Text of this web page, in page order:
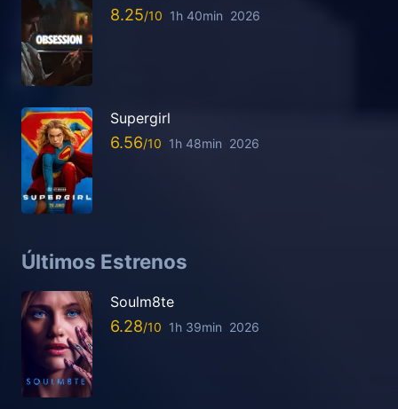
8.25 1h 40min 2026
Supergirl
6.56 1h 48min 2026
Últimos Estrenos
Soulm8te
6.28 1h 39min 2026